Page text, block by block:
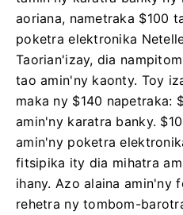
aoriana, nametraka $100
poketra elektronika
Taorian'izay, dia
tao amin'ny kaonty. Toy
maka ny $140 napetraka:
amin'ny karatra banky.
amin'ny poketra
fitsipika ity dia mihatra
ihany. Azo alaina amin'ny
rehetra ny tombom-